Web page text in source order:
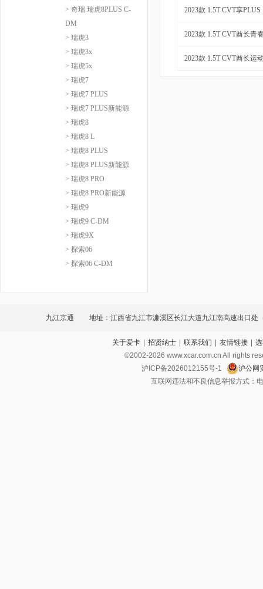
> 奇瑞 瑞虎8PLUS C-
DM
> 瑞虎3
> 瑞虎3x
> 瑞虎5x
> 瑞虎7
> 瑞虎7 PLUS
> 瑞虎7 PLUS新能源
> 瑞虎8
> 瑞虎8 L
> 瑞虎8 PLUS
> 瑞虎8 PLUS新能源
> 瑞虎8 PRO
> 瑞虎8 PRO新能源
> 瑞虎9
> 瑞虎9 C-DM
> 瑞虎9X
> 探索06
> 探索06 C-DM
2023款 1.5T CVT享PLUS
2023款 1.5T CVT酋长青
2023款 1.5T CVT酋长运
九江京通 地址：江西省九江市濂溪区长江大道九江南高速出口处
斜对面）九江京通汽车销售服务有限公司
关于爱卡 | 招贤纳士 | 联系我们 | 友情链接 |
©2002-2026 www.xcar.com.cn All rights
沪ICP备2026012155号-1
沪公网
互联网违法和不良信息举报方式：